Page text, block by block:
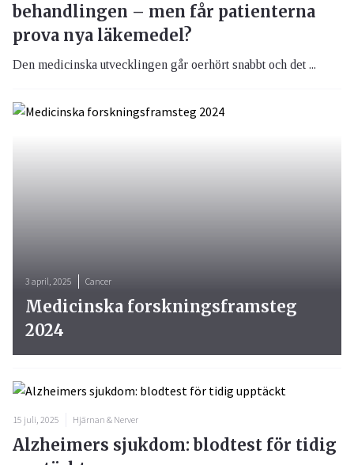
behandlingen – men får patienterna
prova nya läkemedel?
Den medicinska utvecklingen går oerhört snabbt och det ...
15 juli, 2025 Hjärnan & Nerver
Alzheimers sjukdom: blodtest för tidig
3 april, 2025 Cancer
Medicinska forskningsframsteg
2024